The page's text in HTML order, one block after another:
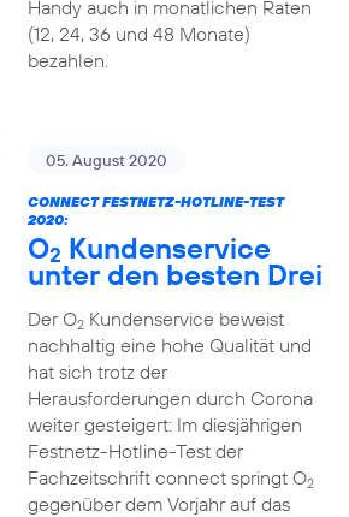
Handy auch in monatlichen Raten
(12, 24, 36 und 48 Monate)
bezahlen.
05. August 2020
CONNECT FESTNETZ-HOTLINE-TEST
2020:
O2 Kundenservice
unter den besten Drei
Der O2Kundenservice beweist
nachhaltig eine hohe Qualität und
hat sich trotz der
Herausforderungen durch Corona
weiter gesteigert: Im diesjährigen
Festnetz-Hotline-Test der
Fachzeitschrift connect springt O2
gegenüber dem Vorjahr auf das